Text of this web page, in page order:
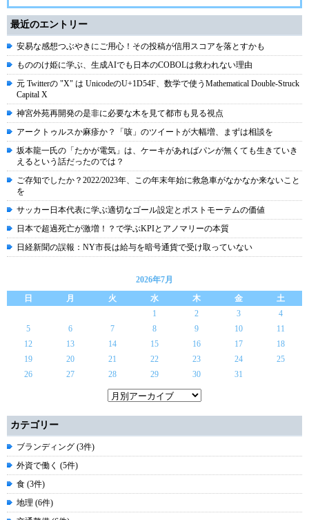
最近のエントリー
安易な感想つぶやきにご用心！その投稿が信用スコアを落とすかも
もののけ姫に学ぶ、生成AIでも日本のCOBOLは救われない理由
元 Twitterの "X" は UnicodeのU+1D54F、数学で使うMathematical Double-Struck
Capital X
神宮外苑再開発の是非に必要な木を見て都市も見る視点
アークトゥルスか麻疹か？「咳」のツイートが大幅増、まずは相談を
坂本龍一氏の「たかが電気」は、ケーキがあればパンが無くても生きていき
えるという話だったのでは？
ご存知でしたか？2022/2023年、この年末年始に救急車がなかなか来ないこと
を
サッカー日本代表に学ぶ適切なゴール設定とポストモーテムの価値
日本で超過死亡が激増！？で学ぶKPIとアノマリーの本質
日経新聞の誤報：NY市長は給与を暗号通貨で受け取っていない
2026年7月
日
月 火 水 木 金
土
1
2 3
4
5
6 7 8 9 10
11
12
13 14 15 16 17
18
19
20 21 22 23 24
25
26
27 28 29 30 31
カテゴリー
ブランディング (3件)
外資で働く (5件)
食 (3件)
地理 (6件)